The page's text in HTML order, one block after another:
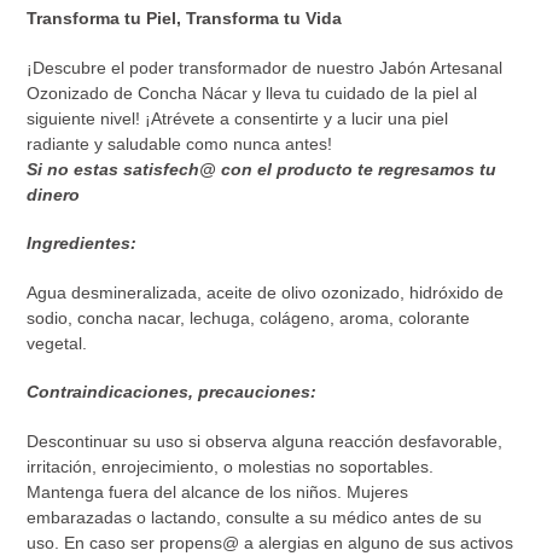
Transforma tu Piel, Transforma tu Vida
¡Descubre el poder transformador de nuestro Jabón Artesanal
Ozonizado de Concha Nácar y lleva tu cuidado de la piel al
siguiente nivel! ¡Atrévete a consentirte y a lucir una piel
radiante y saludable como nunca antes!
Si no estas satisfech@ con el producto te regresamos tu
dinero
Ingredientes:
Agua desmineralizada, aceite de olivo ozonizado, hidróxido de
sodio, concha nacar, lechuga, colágeno, aroma, colorante
vegetal.
Contraindicaciones, precauciones:
Descontinuar su uso si observa alguna reacción desfavorable,
irritación, enrojecimiento, o molestias no soportables.
Mantenga fuera del alcance de los niños. Mujeres
embarazadas o lactando, consulte a su médico antes de su
uso. En caso ser propens@ a alergias en alguno de sus activos